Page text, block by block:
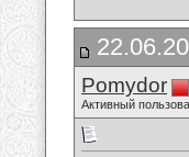
Pomydor
Активный